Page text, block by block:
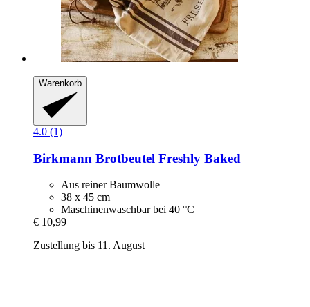
Warenkorb
4.0 (1)
Birkmann Brotbeutel Freshly Baked
Aus reiner Baumwolle
38 x 45 cm
Maschinenwaschbar bei 40 °C
€ 10,99
Zustellung bis 11. August